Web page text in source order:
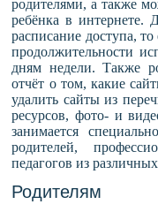
родителями, а также
ребёнка в интернете.
расписание доступа,
продолжительности
дням недели. Также
отчёт о том, какие
удалить сайты из
ресурсов, фото- и
занимается
родителей,
педагогов из
Родителям